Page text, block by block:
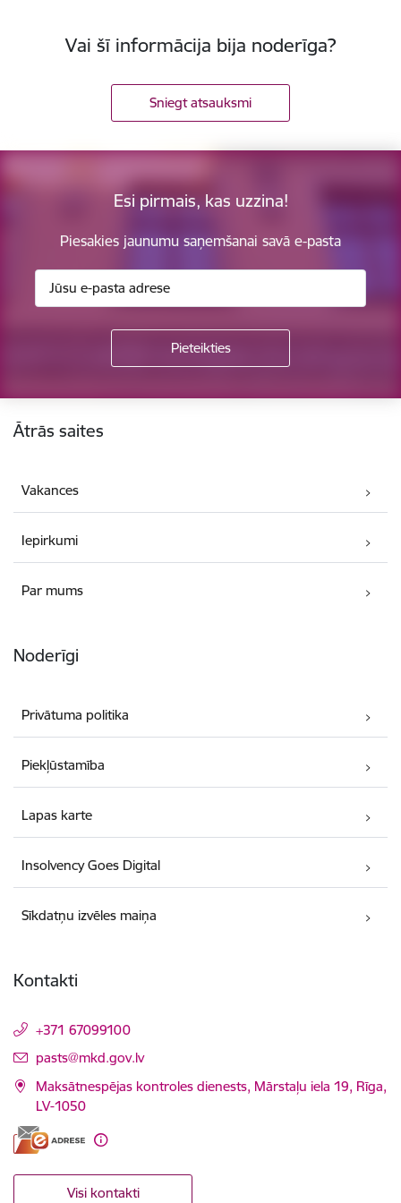
Vai šī informācija bija noderīga?
Sniegt atsauksmi
Esi pirmais, kas uzzina!
Piesakies jaunumu saņemšanai savā e-pasta
Ātrās saites
Vakances
Iepirkumi
Par mums
Noderīgi
Privātuma politika
Piekļūstamība
Lapas karte
Insolvency Goes Digital
Sīkdatņu izvēles maiņa
Kontakti
+371 67099100
E-pasts:
pasts@mkd.gov.lv
Maksātnespējas kontroles dienests, Mārstaļu iela 19, Rīga,
LV-1050
Visi kontakti